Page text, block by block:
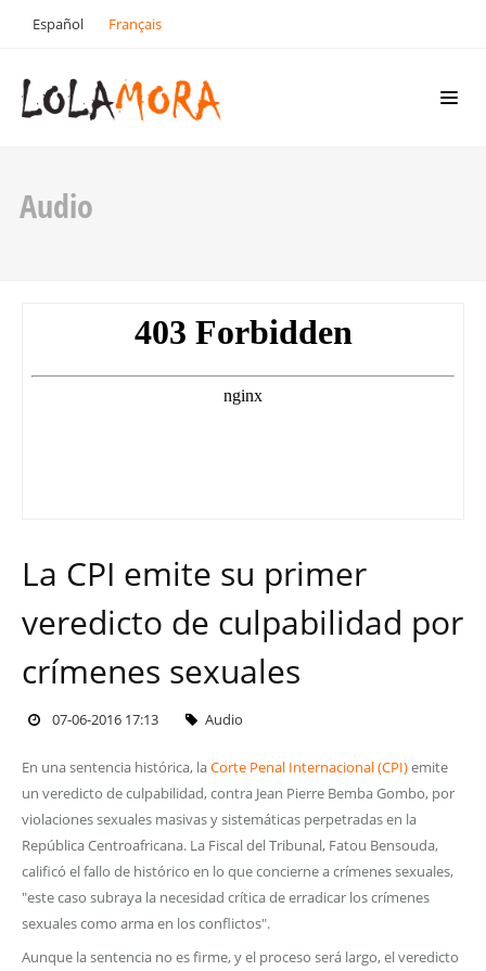
Español Français
Audio
La CPI emite su primer
veredicto de culpabilidad por
crímenes sexuales
07-06-2016 17:13 Audio
En una sentencia histórica, laCorte Penal Internacional (CPI)emite
un veredicto de culpabilidad, contra Jean Pierre Bemba Gombo, por
violaciones sexuales masivas y sistemáticas perpetradas en la
República Centroafricana. La Fiscal del Tribunal, Fatou Bensouda,
calificó el fallo de histórico en lo que concierne a crímenes sexuales,
"este caso subraya la necesidad crítica de erradicar los crímenes
sexuales como arma en los conflictos".
Aunque la sentencia no es firme, y el proceso será largo, el veredicto